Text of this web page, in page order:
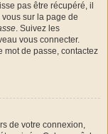
pas être récupéré, il
sur la page de
. Suivez les
vous connecter.
mot de passe, contactez
de votre connexion,